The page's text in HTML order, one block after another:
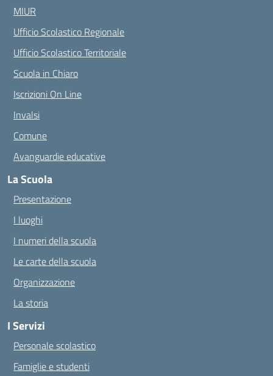
MIUR
Ufficio Scolastico Regionale
Ufficio Scolastico Territoriale
Scuola in Chiaro
Iscrizioni On Line
Invalsi
Comune
Avanguardie educative
La Scuola
Presentazione
I luoghi
I numeri della scuola
Le carte della scuola
Organizzazione
La storia
I Servizi
Personale scolastico
Famiglie e studenti